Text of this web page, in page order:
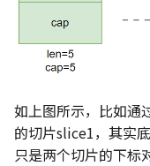
如上图所示，比如通
的切片slice1，其实
只是两个切片的下标